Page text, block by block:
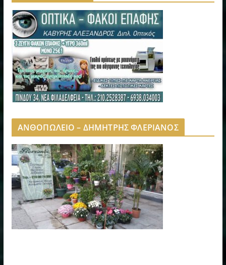
ΑΝΘΟΠΩΛΕΙΟ – ΔΗΜΗΤΡΗΣ ΦΛΕΡΙΑΝΟΣ